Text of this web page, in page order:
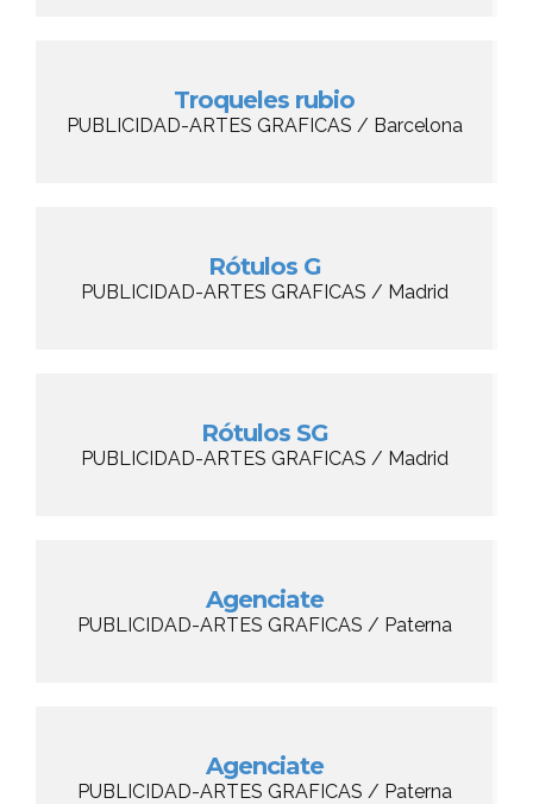
Troqueles rubio
PUBLICIDAD-ARTES GRAFICAS / Barcelona
Rótulos G
PUBLICIDAD-ARTES GRAFICAS / Madrid
Rótulos SG
PUBLICIDAD-ARTES GRAFICAS / Madrid
Agenciate
PUBLICIDAD-ARTES GRAFICAS / Paterna
Agenciate
PUBLICIDAD-ARTES GRAFICAS / Paterna